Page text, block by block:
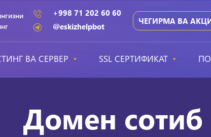
+998 71 202 60 60
@eskizhelpbot
ЧЕГИРМА ВА
ВА СЕРВЕР SSL СЕРТИФИКАТ
Домен